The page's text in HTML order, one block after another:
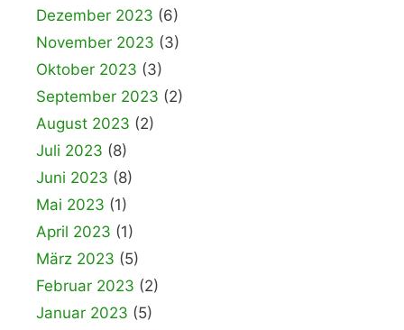
Dezember 2023 (6)
November 2023 (3)
Oktober 2023 (3)
September 2023 (2)
August 2023 (2)
Juli 2023 (8)
Juni 2023 (8)
Mai 2023 (1)
April 2023 (1)
März 2023 (5)
Februar 2023 (2)
Januar 2023 (5)